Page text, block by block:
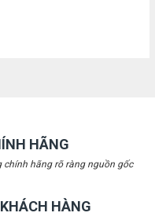
HÃNG
hãng rõ ràng nguồn gốc
HÀNG